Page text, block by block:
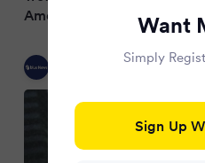
Amerika?
Want
Simply
Sign Up